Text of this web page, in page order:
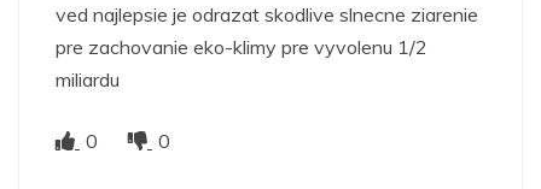
ved najlepsie je odrazat skodlive slnecne ziarenie
pre zachovanie eko-klimy pre vyvolenu 1/2
miliardu
0 0